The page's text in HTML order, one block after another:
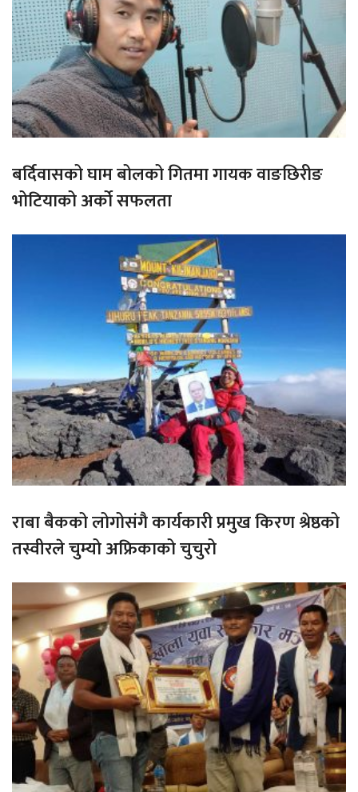
बर्दिवासको घाम बोलको गितमा गायक वाङछिरीङ
भोटियाको अर्को सफलता
राबा बैकको लोगोसंगै कार्यकारी प्रमुख किरण श्रेष्ठको
तस्वीरले चुम्यो अफ्रिकाको चुचुरो